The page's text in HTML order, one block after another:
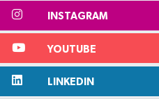
INSTAGRAM
YOUTUBE
LINKEDIN